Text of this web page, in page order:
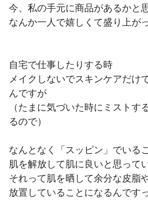
今、私の手元に商品があるかと
なんか一人で嬉しくて盛り上が
自宅で仕事したりする時
メイクしないでスキンケアだけ
んですが
（たまに気づいた時にミストす
るので）
なんとなく「スッピン」でいる
肌を解放して肌に良いと思って
それって肌を晒して余分な皮脂
放置していることになるんです